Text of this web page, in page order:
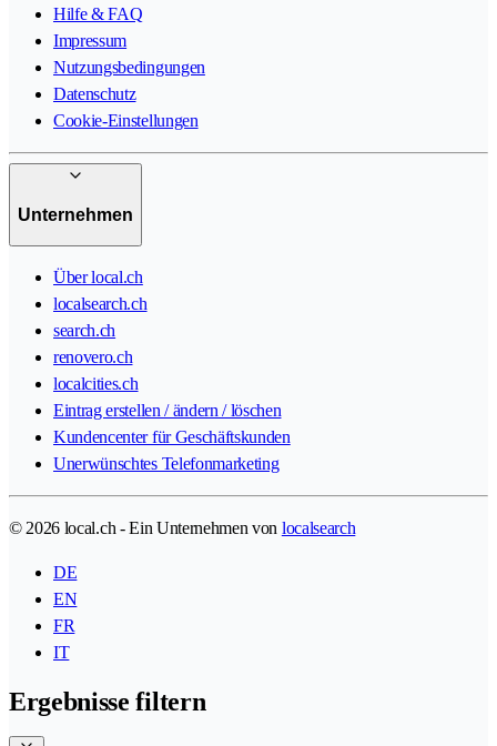
Hilfe & FAQ
Impressum
Nutzungsbedingungen
Datenschutz
Cookie-Einstellungen
Unternehmen
Über local.ch
localsearch.ch
search.ch
renovero.ch
localcities.ch
Eintrag erstellen / ändern / löschen
Kundencenter für Geschäftskunden
Unerwünschtes Telefonmarketing
© 2026 local.ch - Ein Unternehmen von localsearch
DE
EN
FR
IT
Ergebnisse filtern